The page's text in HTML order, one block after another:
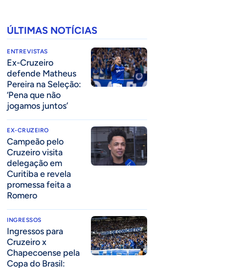
ÚLTIMAS NOTÍCIAS
ENTREVISTAS
Ex-Cruzeiro
defende Matheus
Pereira na Seleção:
‘Pena que não
jogamos juntos’
EX-CRUZEIRO
Campeão pelo
Cruzeiro visita
delegação em
Curitiba e revela
promessa feita a
Romero
INGRESSOS
Ingressos para
Cruzeiro x
Chapecoense pela
Copa do Brasil: